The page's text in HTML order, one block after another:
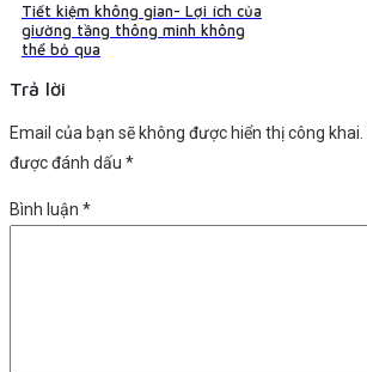
Tiết kiệm không gian- Lợi ích của
giường tầng thông minh không
thể bỏ qua
Trả lời
Email của bạn sẽ không được hiển thị công khai.
được đánh dấu *
Bình luận *